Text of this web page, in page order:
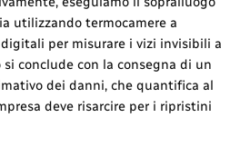
utilizzando termocamere a
per misurare i vizi invisibili a
conclude con la consegna di un
dei danni, che quantifica al
deve risarcire per i ripristini